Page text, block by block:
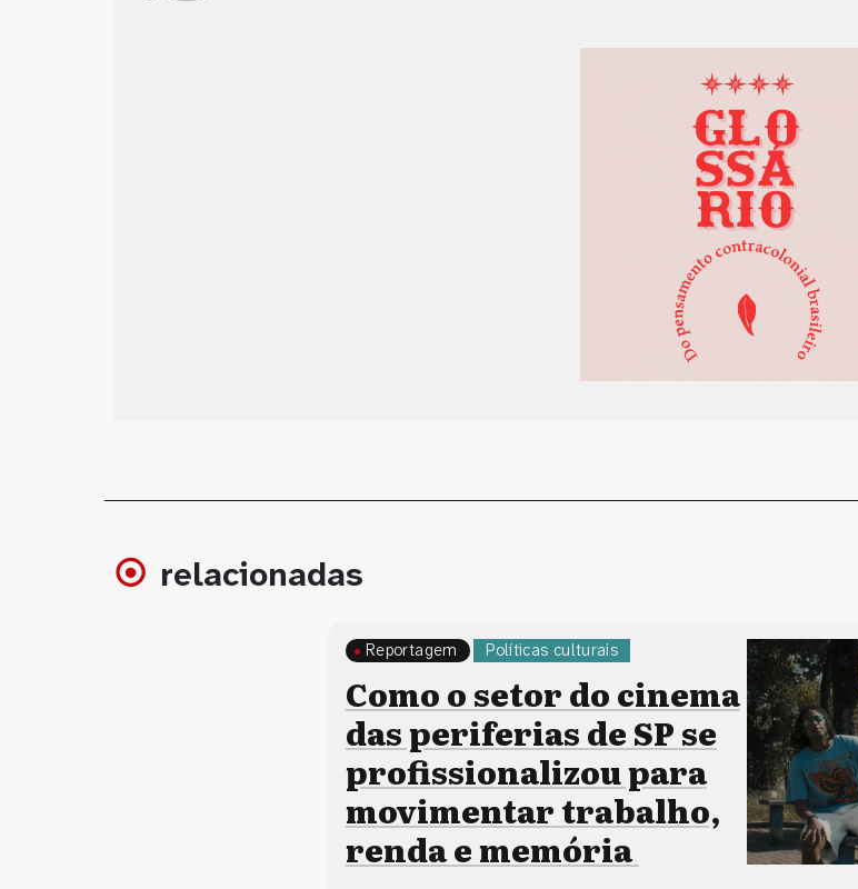
relacionadas
Políticas culturais
Reportagem
Como o setor do cinema
das periferias de SP se
profissionalizou para
movimentar trabalho,
renda e memória